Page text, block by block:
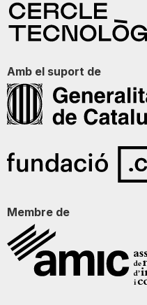
Amb el suport de
Membre de